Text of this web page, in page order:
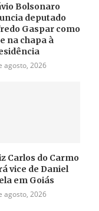
Bolsonaro
deputado
Gaspar como
na chapa à
agosto, 2026
Carlos do Carmo
vice de Daniel
em Goiás
agosto, 2026